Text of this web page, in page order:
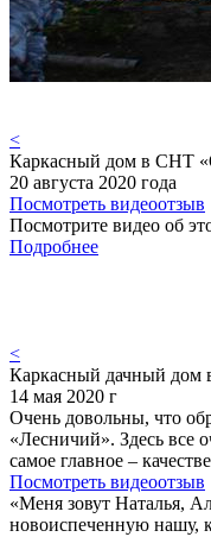
<
Каркасный дом в СНТ
20 августа 2020 года
Посмотреть видеоотзыв
Посмотрите видео об
Подробнее
<
Каркасный дачный дом
14 мая 2020 г
Очень довольны, что
«Лесничий». Здесь все
самое главное –
Посмотреть видеоотзыв
«Меня зовут Наталья,
новоиспеченную нашу,